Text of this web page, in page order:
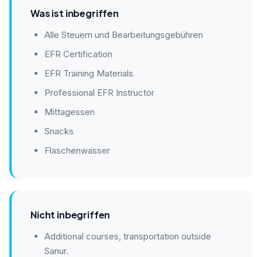
Was ist inbegriffen
Alle Steuern und Bearbeitungsgebühren
EFR Certification
EFR Training Materials
Professional EFR Instructor
Mittagessen
Snacks
Flaschenwasser
Nicht inbegriffen
Additional courses, transportation outside
Sanur.